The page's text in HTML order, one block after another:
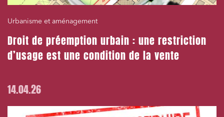
Urbanisme et aménagement
Droit de préemption urbain : une restriction
d’usage est une condition de la vente
14.04.26